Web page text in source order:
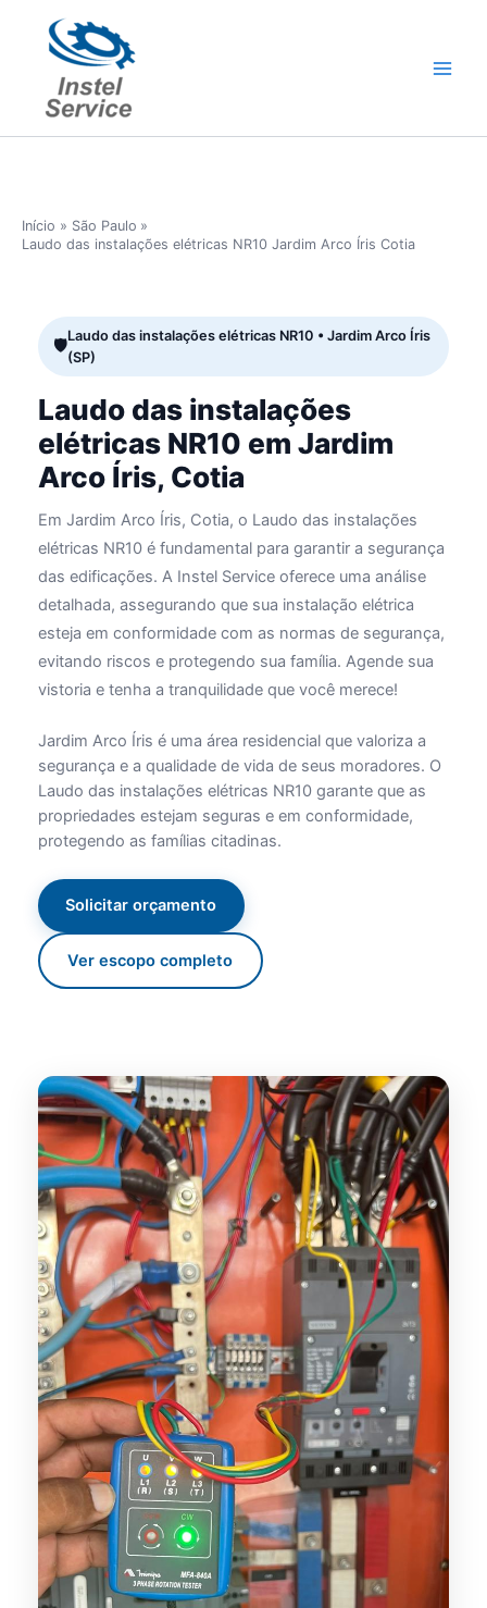
conteúdo
Início
São Paulo
Laudo das instalações elétricas NR10 Jardim Arco Íris Cotia
Laudo das instalações elétricas NR10 • Jardim Arco Íris
(SP)
Laudo das instalações
elétricas NR10 em Jardim
Arco Íris, Cotia
Em Jardim Arco Íris, Cotia, o Laudo das instalações
elétricas NR10 é fundamental para garantir a segurança
das edificações. A Instel Service oferece uma análise
detalhada, assegurando que sua instalação elétrica
esteja em conformidade com as normas de segurança,
evitando riscos e protegendo sua família. Agende sua
vistoria e tenha a tranquilidade que você merece!
Jardim Arco Íris é uma área residencial que valoriza a
segurança e a qualidade de vida de seus moradores. O
Laudo das instalações elétricas NR10 garante que as
propriedades estejam seguras e em conformidade,
protegendo as famílias citadinas.
Solicitar orçamento
Ver escopo completo